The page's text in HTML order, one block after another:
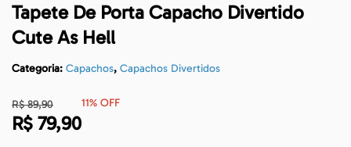
Tapete De Porta Capacho Divertido
Cute As Hell
Categoria: Capachos, Capachos Divertidos
R$89,90
R$ 79,90
11% OFF